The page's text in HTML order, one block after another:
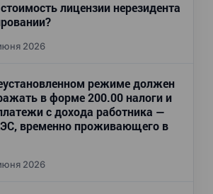
лицензии нерезидента
2026
режиме должен
в форме 200.00 налоги и
с дохода работника —
временно проживающего в
2026